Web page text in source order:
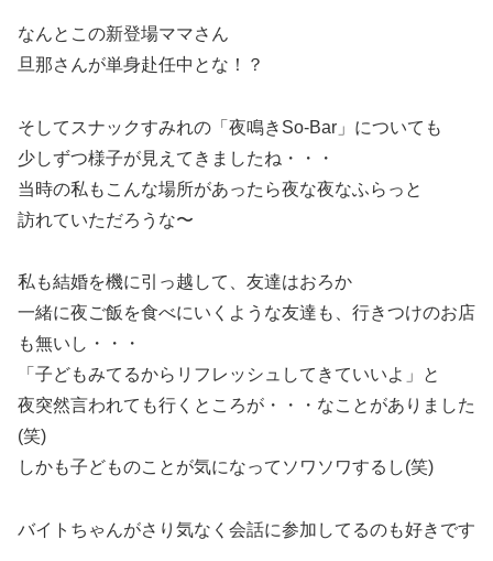
なんとこの新登場ママさん
旦那さんが単身赴任中とな！？
そしてスナックすみれの「夜鳴きSo-Bar」についても
少しずつ様子が見えてきましたね・・・
当時の私もこんな場所があったら夜な夜なふらっと
訪れていただろうな〜
私も結婚を機に引っ越して、友達はおろか
一緒に夜ご飯を食べにいくような友達も、行きつけのお店
も無いし・・・
「子どもみてるからリフレッシュしてきていいよ」と
夜突然言われても行くところが・・・なことがありました
(笑)
しかも子どものことが気になってソワソワするし(笑)
バイトちゃんがさり気なく会話に参加してるのも好きです